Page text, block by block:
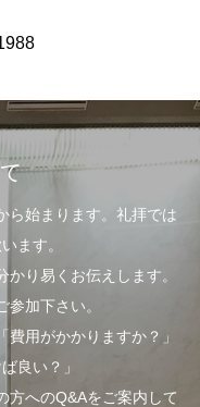
ら始まります。礼拝では
ます。
り易くお伝えします。
加下さい。
費用がかかりますか？」
良い？」
方へのQ&Aをご案内して